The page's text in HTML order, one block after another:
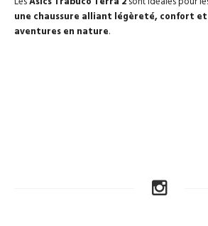
une chaussure alliant légèreté, confort
aventures en nature.